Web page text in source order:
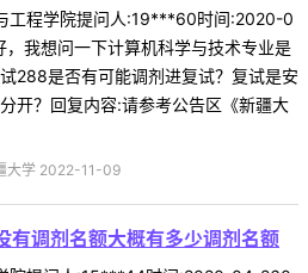
工程学院提问人:19***60时间:2020-0
我想问一下计算机科学与技术专业是
288是否有可能调剂进复试？复试是安
开？回复内容:请参考公告区《新疆大
大学 2022-11-09
有调剂名额大概有多少调剂名额